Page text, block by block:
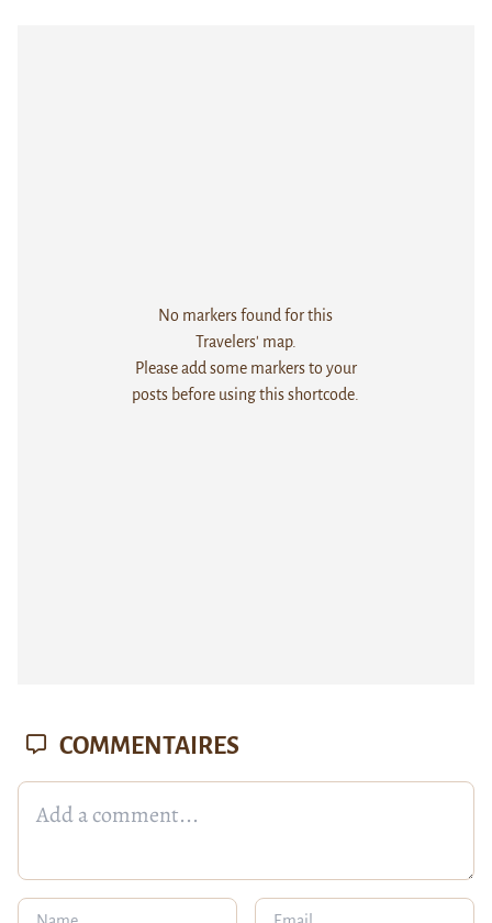
No markers found for this
Travelers' map.
Please add some markers to your
posts before using this shortcode.
COMMENTAIRES